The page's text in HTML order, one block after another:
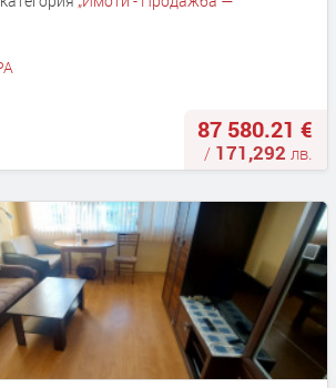
87 580.21 €
/ 171,292 лв.